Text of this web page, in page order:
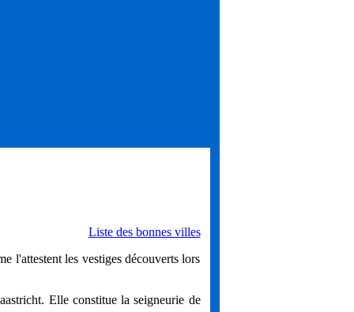
Liste des bonnes villes
l'attestent les vestiges découverts lors
Elle constitue la seigneurie de